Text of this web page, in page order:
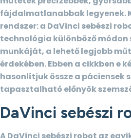
fájdalmatlanabbak legyenek.
rendszer: a DaVinci sebészi
technológia különböző módon
munkáját, a lehető legjobb
érdekében. Ebben a cikkben e
hasonlítjuk össze a páciensek
tapasztalható előnyök
DaVinci sebészi